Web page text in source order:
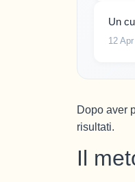
Un
12
Dopo aver
risultati.
Il